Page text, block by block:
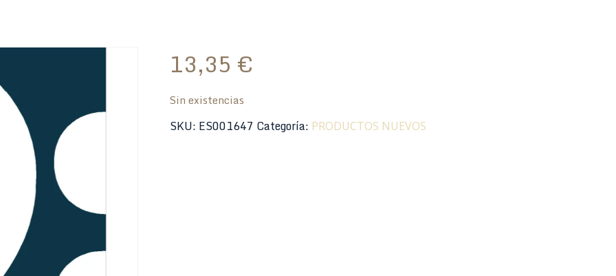
13,35 €
Sin existencias
SKU: ES001647 Categoría: PRODUCTOS NUEVOS